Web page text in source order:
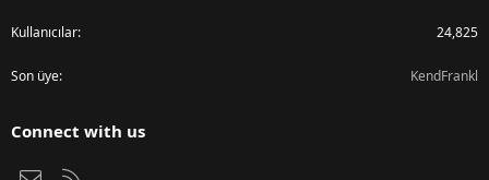
Kullanıcılar 24,825
Son üye KendFrankl
Connect with us